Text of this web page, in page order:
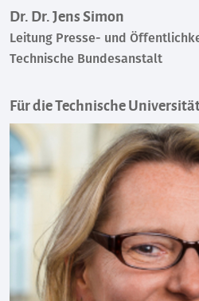
Dr. Dr. Jens Simon
Leitung Presse- und
Technische Bundesanstalt
Für die Technische